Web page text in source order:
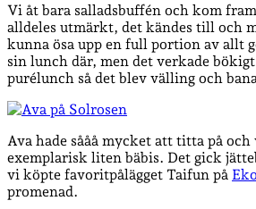
Vi åt bara salladsbuffén och kom
alldeles utmärkt, det kändes till och
kunna ösa upp en full portion av allt
sin lunch där, men det verkade
purélunch så det blev välling och
Ava hade sååå mycket att titta på
exemplarisk liten bäbis. Det gick
vi köpte favoritpålägget Taifun på
promenad.